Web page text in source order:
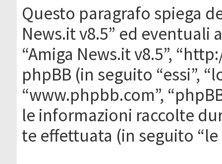
Questo paragrafo spiega
News.it v8.5” ed eventuali
“Amiga News.it v8.5”,
phpBB (in seguito “essi”,
“www.phpbb.com”,
le informazioni raccolte
te effettuata (in seguito